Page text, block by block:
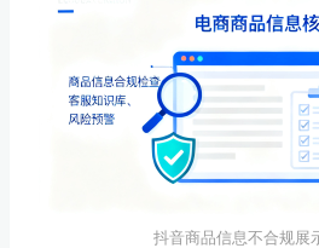
抖音商品信息不合规展